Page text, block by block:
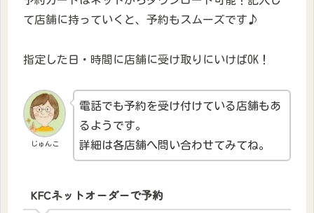
て店舗に持っていくと、予約もスムーズです♪
指定した日・時間に店舗に受け取りにいけばOK！
じゅんこ
電話でも予約を受け付けている店舗もあ
るようです。
詳細は各店舗へ問い合わせてみてね。
KFCネットオーダーで予約